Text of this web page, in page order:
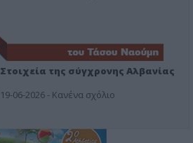
Στοιχεία της σύγχρονης Αλβανίας
19-06-2026 - Κανένα σχόλιο